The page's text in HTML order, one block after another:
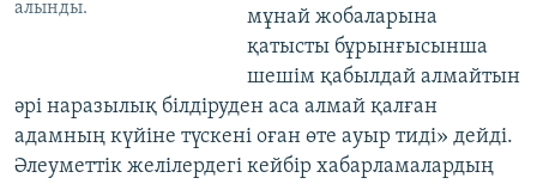
алынды.
мұнай жобаларына
қатысты бұрынғысынша
шешім қабылдай алмайтын
әрі наразылық білдіруден аса алмай қалған
адамның күйіне түскені оған өте ауыр тиді» дейді.
Әлеуметтік желілердегі кейбір хабарламалардың